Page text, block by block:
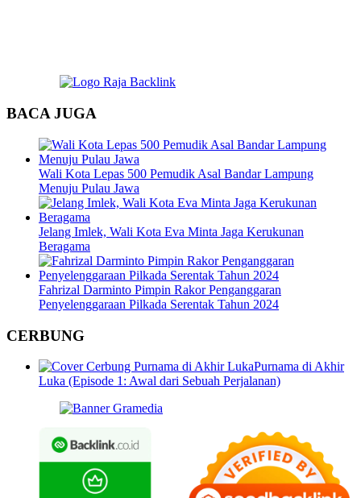
BACA JUGA
Wali Kota Lepas 500 Pemudik Asal Bandar Lampung
Menuju Pulau Jawa
Jelang Imlek, Wali Kota Eva Minta Jaga Kerukunan
Beragama
Fahrizal Darminto Pimpin Rakor Penganggaran
Penyelenggaraan Pilkada Serentak Tahun 2024
CERBUNG
Purnama di Akhir
Luka (Episode 1: Awal dari Sebuah Perjalanan)